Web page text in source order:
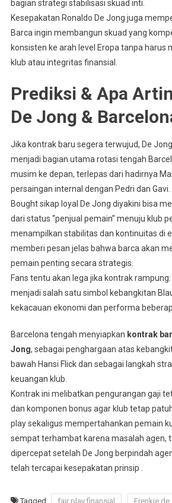
bagian strategi stabilisasi skuad inti
Kesepakatan Ronaldo De Jong juga
Barca ingin membangun skuad yang
konsisten ke arah level Eropa tanpa harus
klub atau integritas finansial.
Prediksi & Apa
De Jong &
Jika kontrak baru segera terwujud, De
menjadi bagian utama rotasi tengah
musim ke depan, terlepas dari hadirnya
persaingan internal dengan Pedri dan Gavi
Bought sikap loyal De Jong diyakini bisa
dari status “penjual pemain” menuju klub
menampilkan stabilitas dan kontinuitas di
memberi pesan jelas bahwa barca akan
pemain penting secara strategis.
Fans tentu akan lega jika kontrak
menjadi salah satu simbol kebangkitan
kekacauan ekonomi dan performa
Barcelona tengah menyiapkan kontrak
Jong, sebagai penghargaan atas
bawah Hansi Flick dan sebagai langkah
keuangan klub.
Kontrak ini melibatkan pengurangan gaji
dan komponen bonus agar klub tetap
play sekaligus mempertahankan pemain
sempat terhambat karena masalah agen,
dipercepat setelah De Jong berpindah
telah tercapai kesepakatan prinsip .
Tagged fair play finansial Frenkie de